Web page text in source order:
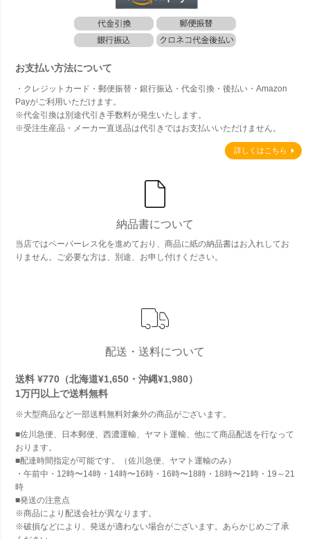
お支払い方法について
・クレジットカード・郵便振替・銀行振込・代金引換・後払い・Amazon
Payがご利用いただけます。
※代金引換は別途代引き手数料が発生いたします。
※受注生産品・メーカー直送品は代引きではお支払いいただけません。
詳しくはこちら
納品書について
当店ではペーパーレス化を進めており、商品に紙の納品書はお入れしてお
りません。ご必要な方は、別途、お申し付けください。
配送・送料について
送料 ¥770（北海道¥1,650・沖縄¥1,980）
1万円以上で送料無料
※大型商品など一部送料無料対象外の商品がございます。
■佐川急便、日本郵便、西濃運輸、ヤマト運輸、他にて商品配送を行なって
おります。
■配達時間指定が可能です。（佐川急便、ヤマト運輸のみ）
・午前中・12時〜14時・14時〜16時・16時〜18時・18時〜21時・19～21
時
■発送の注意点
※商品により配送会社が異なります。
※破損などにより、発送が適わない場合がございます。あらかじめご了承